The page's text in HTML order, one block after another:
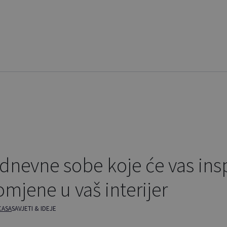
sobe koje će vas
u vaš interijer
SAVJETI & IDEJE